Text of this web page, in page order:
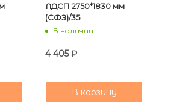
ЛДСП 2750*1830 мм
(СФЗ)/35
В наличии
4 405₽
В корзину